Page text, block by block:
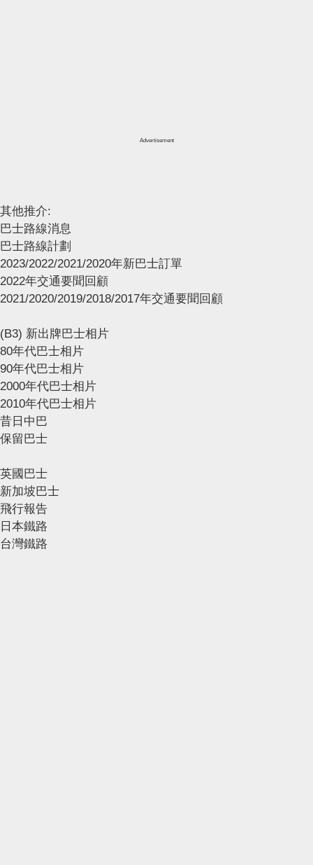
Advertisement
其他推介:
巴士路線消息
巴士路線計劃
2023/2022/2021/2020年新巴士訂單
2022年交通要聞回顧
2021/2020/2019/2018/2017年交通要聞回顧
(B3) 新出牌巴士相片
80年代巴士相片
90年代巴士相片
2000年代巴士相片
2010年代巴士相片
昔日中巴
保留巴士
英國巴士
新加坡巴士
飛行報告
日本鐵路
台灣鐵路